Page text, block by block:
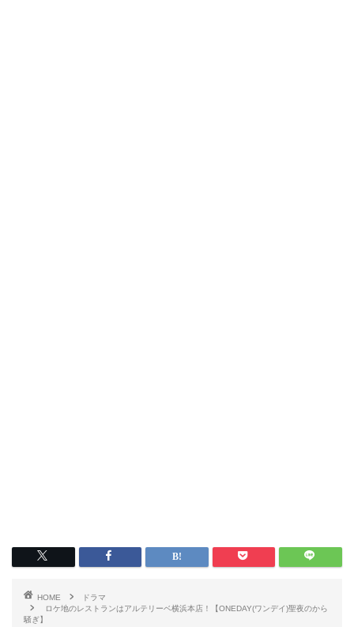
HOME
ドラマ
ロケ地のレストランはアルテリーベ横浜本店！【ONEDAY(ワンデイ)聖夜のから
騒ぎ】